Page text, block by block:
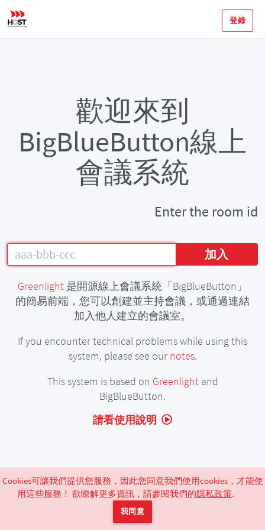
登錄
歡迎來到
BigBlueButton線上
會議系統
Enter the room id
Greenlight 是開源線上會議系統「BigBlueButton」
的簡易前端，您可以創建並主持會議，或通過連結
加入他人建立的會議室。
If you encounter technical problems while using this
system, please see our notes.
This system is based on Greenlightand
BigBlueButton.
請看使用說明
release-2.14.10
Cookies可讓我們提供您服務，因此您同意我們使用cookies，才能使
用這些服務！ 欲瞭解更多資訊，請參閱我們的隱私政策.
我同意